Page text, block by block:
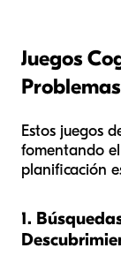
Juegos
Estos juegos
fomentando
planificación
1.